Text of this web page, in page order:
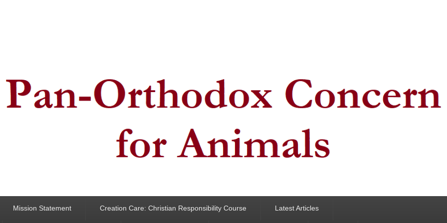
Mission Statement Creation Care: Christian Responsibility Course Latest Articles